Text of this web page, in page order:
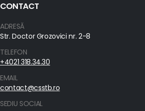
CONTACT
ADRESĂ
Str. Doctor Grozovici nr. 2-8
TELEFON
+4021 318.34.30
EMAIL
contact@csstb.ro
SEDIU SOCIAL